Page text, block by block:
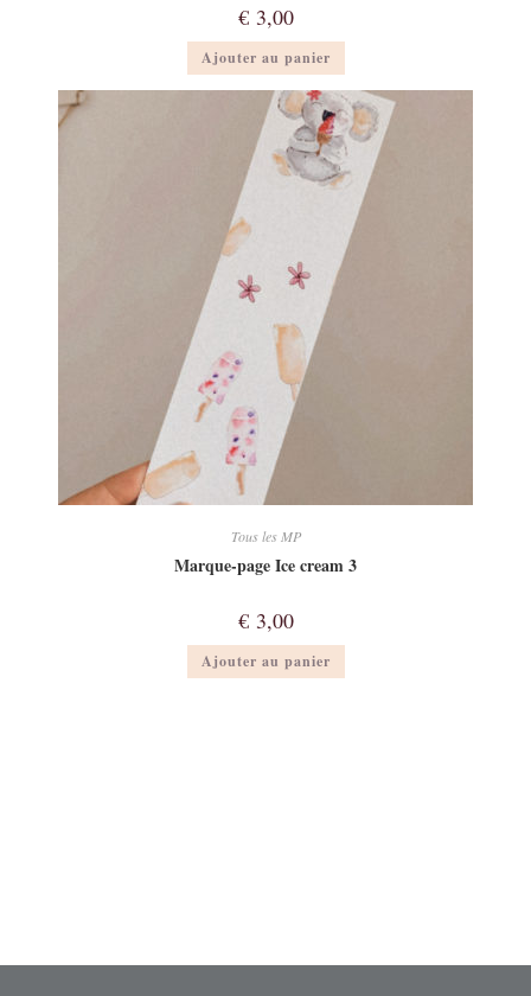
€3,00
Ajouter au panier
Tous les MP
Marque-page Ice cream 3
€3,00
Ajouter au panier